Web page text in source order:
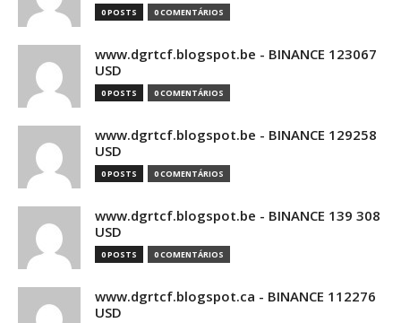
0 POSTS 0 COMENTÁRIOS
www.dgrtcf.blogspot.be - BINANCE 123067
USD
0 POSTS 0 COMENTÁRIOS
www.dgrtcf.blogspot.be - BINANCE 129258
USD
0 POSTS 0 COMENTÁRIOS
www.dgrtcf.blogspot.be - BINANCE 139 308
USD
0 POSTS 0 COMENTÁRIOS
www.dgrtcf.blogspot.ca - BINANCE 112276
USD